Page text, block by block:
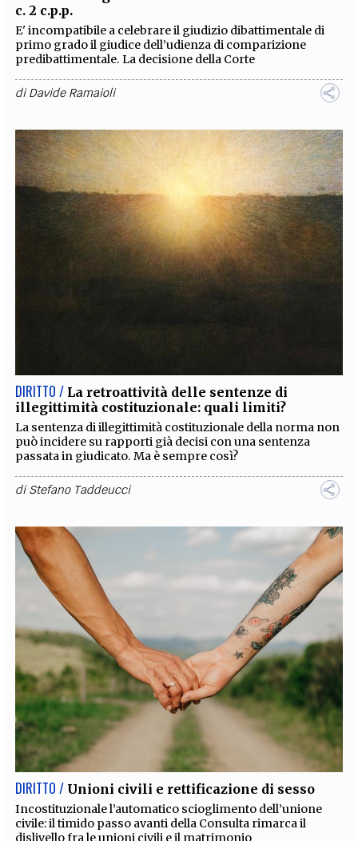
c. 2 c.p.p.
E' incompatibile a celebrare il giudizio dibattimentale di
primo grado il giudice dell’udienza di comparizione
predibattimentale. La decisione della Corte
diDavide Ramaioli
DIRITTO / La retroattività delle sentenze di
illegittimità costituzionale: quali limiti?
La sentenza di illegittimità costituzionale della norma non
può incidere su rapporti già decisi con una sentenza
passata in giudicato. Ma è sempre così?
diStefano Taddeucci
DIRITTO / Unioni civili e rettificazione di sesso
Incostituzionale l’automatico scioglimento dell’unione
civile: il timido passo avanti della Consulta rimarca il
dislivello fra le unioni civili e il matrimonio